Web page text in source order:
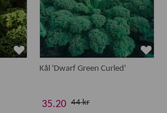
Kål 'Dwarf Green Curled'
35.20 44 kr